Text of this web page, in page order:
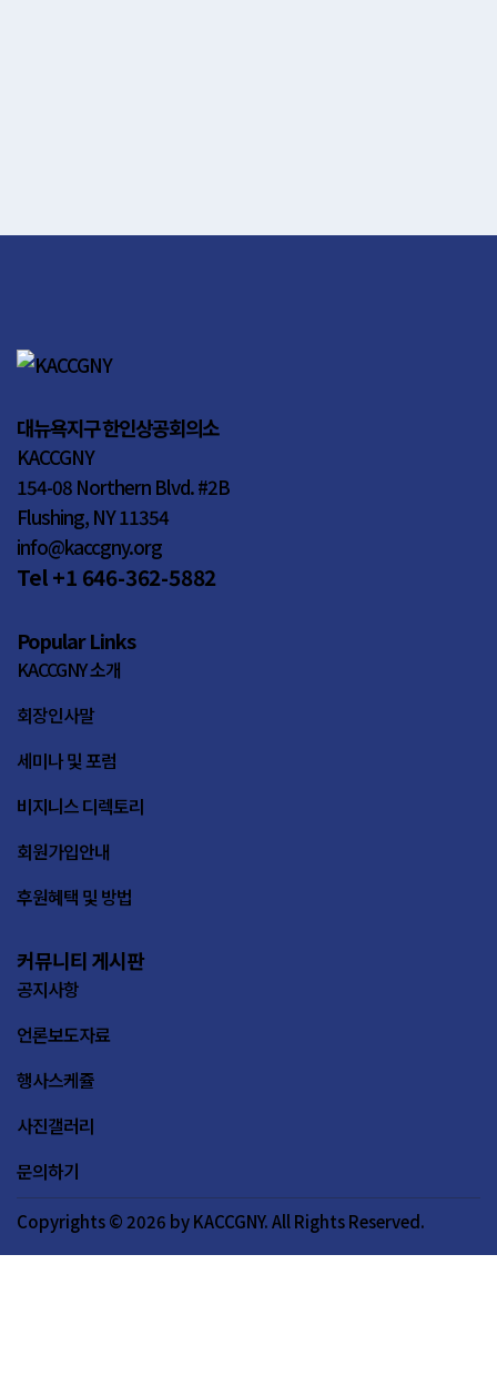
대뉴욕지구 한인상공회의소
KACCGNY
154-08 Northern Blvd. #2B
Flushing, NY 11354
info@kaccgny.org
Tel +1 646-362-5882
Popular Links
KACCGNY 소개
회장인사말
세미나 및 포럼
비지니스 디렉토리
회원가입안내
후원혜택 및 방법
커뮤니티 게시판
공지사항
언론보도자료
행사스케쥴
사진갤러리
문의하기
Copyrights © 2026 by KACCGNY. All Rights Reserved.